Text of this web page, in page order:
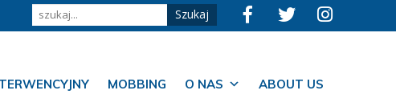
MOBBING O NAS ABOUT US